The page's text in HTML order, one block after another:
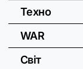
Техно
WAR
Світ